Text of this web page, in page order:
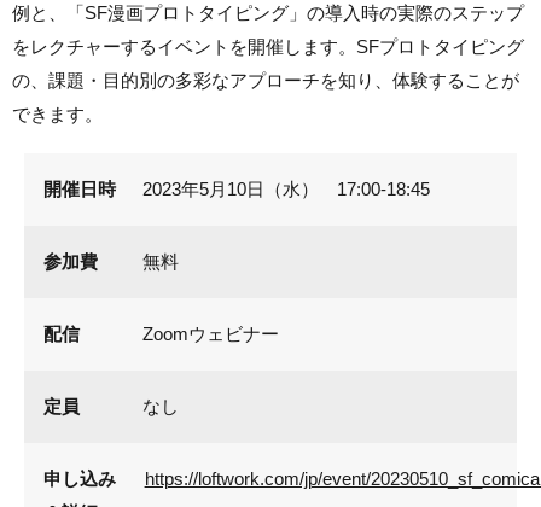
例と、「SF漫画プロトタイピング」の導入時の実際のステップ
をレクチャーするイベントを開催します。SFプロトタイピング
の、課題・目的別の多彩なアプローチを知り、体験することが
できます。
開催日時 2023年5月10日（水） 17:00-18:45
参加費 無料
配信 Zoomウェビナー
定員 なし
申し込み
https://loftwork.com/jp/event/